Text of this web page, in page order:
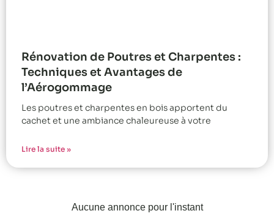
Rénovation de Poutres et Charpentes :
Techniques et Avantages de
l’Aérogommage
Les poutres et charpentes en bois apportent du
cachet et une ambiance chaleureuse à votre
Lire la suite »
Aucune annonce pour l'instant